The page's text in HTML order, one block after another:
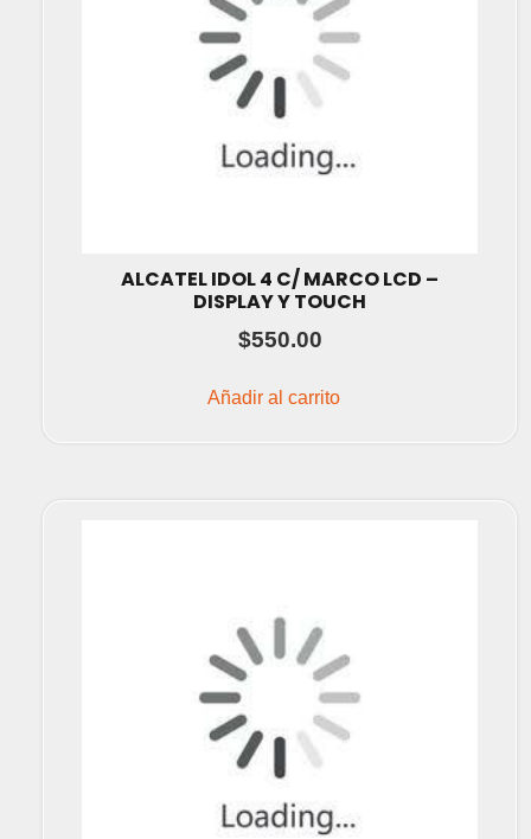
ALCATEL IDOL 4 C/ MARCO LCD –
DISPLAY Y TOUCH
$550.00
Añadir al carrito